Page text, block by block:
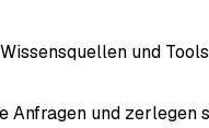
und
Anfragen und zerlegen